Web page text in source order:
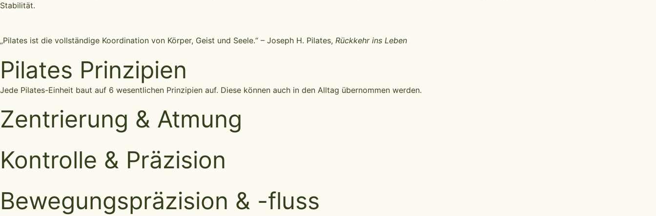
Stabilität.
„Pilates ist die vollständige Koordination von Körper, Geist und Seele.“ – Joseph H. Pilates, Rückkehr ins Leben
Pilates Prinzipien
Jede Pilates-Einheit baut auf 6 wesentlichen Prinzipien auf. Diese können auch in den Alltag übernommen werden.
Zentrierung & Atmung
Kontrolle & Präzision
Bewegungspräzision & -fluss